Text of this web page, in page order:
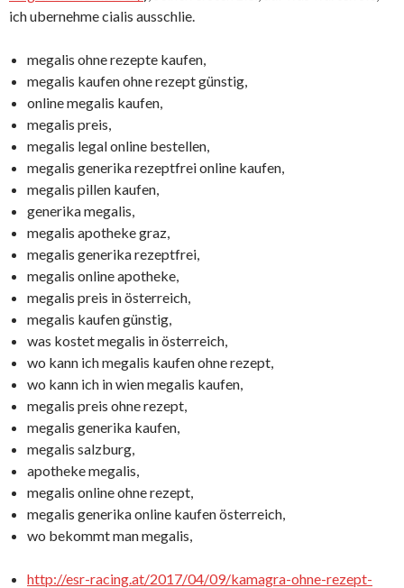
ich ubernehme cialis ausschlie.
megalis ohne rezepte kaufen,
megalis kaufen ohne rezept günstig,
online megalis kaufen,
megalis preis,
megalis legal online bestellen,
megalis generika rezeptfrei online kaufen,
megalis pillen kaufen,
generika megalis,
megalis apotheke graz,
megalis generika rezeptfrei,
megalis online apotheke,
megalis preis in österreich,
megalis kaufen günstig,
was kostet megalis in österreich,
wo kann ich megalis kaufen ohne rezept,
wo kann ich in wien megalis kaufen,
megalis preis ohne rezept,
megalis generika kaufen,
megalis salzburg,
apotheke megalis,
megalis online ohne rezept,
megalis generika online kaufen österreich,
wo bekommt man megalis,
http://esr-racing.at/2017/04/09/kamagra-ohne-rezept-